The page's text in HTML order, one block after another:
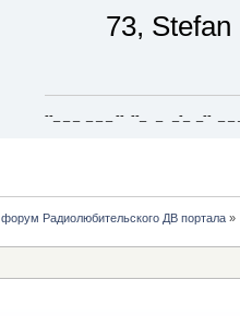
73, Stefan
--_ _ _ _ _ _ -- --_ _ _-_ _-- _ _
форум Радиолюбительского ДВ портала»